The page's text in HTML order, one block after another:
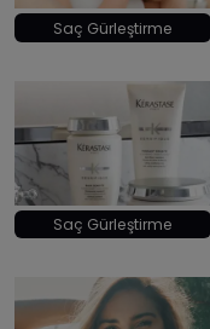
Saç Gürleştirme
Saç Gürleştirme